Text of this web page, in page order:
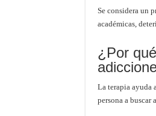
Se considera un
académicas,
¿Por
La terapia ayuda
persona a buscar